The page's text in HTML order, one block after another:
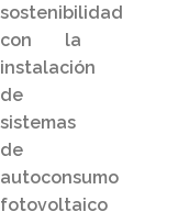
sostenibilidad
con la
instalación
de
sistemas
de
autoconsumo
fotovoltaico